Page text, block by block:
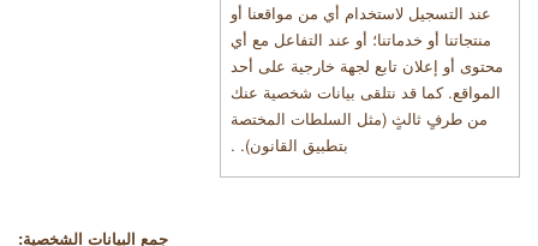
عند التسجيل لاستخدام أي من مواقعنا أو
منتجاتنا أو خدماتنا؛ أو عند التفاعل مع أي
محتوى أو إعلان تابع لجهة خارجية على أحد
المواقع. كما قد نتلقى بيانات شخصية عنك
من طرفٍ ثالثٍ (مثل السلطات المختصة
بتطبيق القانون). .
جمع البيانات الشخصية: